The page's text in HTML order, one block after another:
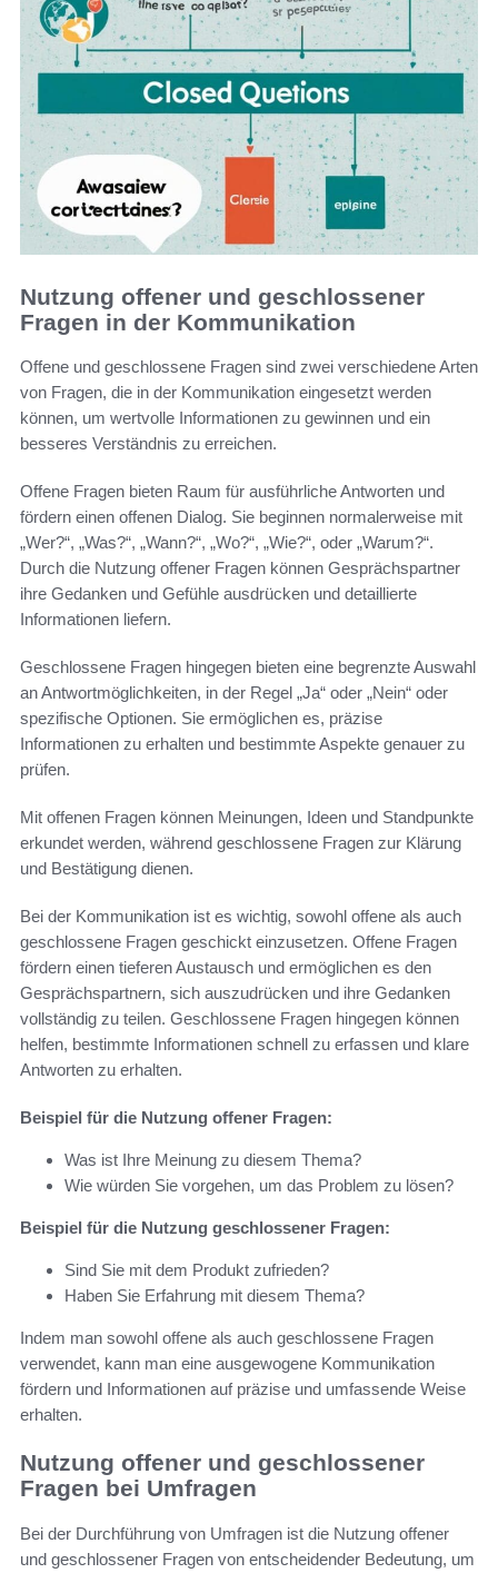
Nutzung offener und geschlossener
Fragen in der Kommunikation
Offene und geschlossene Fragen sind zwei verschiedene Arten
von Fragen, die in der Kommunikation eingesetzt werden
können, um wertvolle Informationen zu gewinnen und ein
besseres Verständnis zu erreichen.
Offene Fragen bieten Raum für ausführliche Antworten und
fördern einen offenen Dialog. Sie beginnen normalerweise mit
„Wer?“, „Was?“, „Wann?“, „Wo?“, „Wie?“, oder „Warum?“.
Durch die Nutzung offener Fragen können Gesprächspartner
ihre Gedanken und Gefühle ausdrücken und detaillierte
Informationen liefern.
Geschlossene Fragen hingegen bieten eine begrenzte Auswahl
an Antwortmöglichkeiten, in der Regel „Ja“ oder „Nein“ oder
spezifische Optionen. Sie ermöglichen es, präzise
Informationen zu erhalten und bestimmte Aspekte genauer zu
prüfen.
Mit offenen Fragen können Meinungen, Ideen und Standpunkte
erkundet werden, während geschlossene Fragen zur Klärung
und Bestätigung dienen.
Bei der Kommunikation ist es wichtig, sowohl offene als auch
geschlossene Fragen geschickt einzusetzen. Offene Fragen
fördern einen tieferen Austausch und ermöglichen es den
Gesprächspartnern, sich auszudrücken und ihre Gedanken
vollständig zu teilen. Geschlossene Fragen hingegen können
helfen, bestimmte Informationen schnell zu erfassen und klare
Antworten zu erhalten.
Beispiel für die Nutzung offener Fragen:
Was ist Ihre Meinung zu diesem Thema?
Wie würden Sie vorgehen, um das Problem zu lösen?
Beispiel für die Nutzung geschlossener Fragen:
Sind Sie mit dem Produkt zufrieden?
Haben Sie Erfahrung mit diesem Thema?
Indem man sowohl offene als auch geschlossene Fragen
verwendet, kann man eine ausgewogene Kommunikation
fördern und Informationen auf präzise und umfassende Weise
erhalten.
Nutzung offener und geschlossener
Fragen bei Umfragen
Bei der Durchführung von Umfragen ist die Nutzung offener
und geschlossener Fragen von entscheidender Bedeutung, um